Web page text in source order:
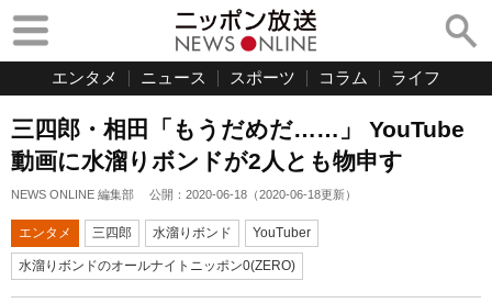
エンタメ ニュース スポーツ コラム ライフ
三四郎・相田「もうだめだ……」 YouTube
動画に水溜りボンドが2人とも物申す
NEWS ONLINE 編集部 公開： 2020-06-18 （2020-06-18更新）
エンタメ 三四郎 水溜りボンド YouTuber
水溜りボンドのオールナイトニッポン0(ZERO)